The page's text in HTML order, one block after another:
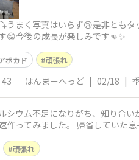
うまく写真はいらず😢是非とも
😁今後の成長が楽しみです👊✨
ボカド 頑張れ
43 はんまーへっど | 02/18 |
シウム不足になりがち、知り合
作ってみました。 帰省していた
頑張れ